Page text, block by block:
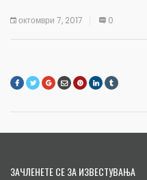
октомври 7, 2017 0
ЗАЧЛЕНЕТЕ СЕ ЗА ИЗВЕСТУВАЊА